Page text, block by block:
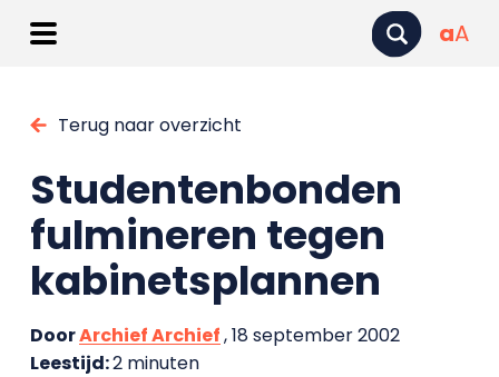
aA
Terug naar overzicht
Studentenbonden
fulmineren tegen
kabinetsplannen
DoorArchief Archief, 18 september 2002
Leestijd:2 minuten